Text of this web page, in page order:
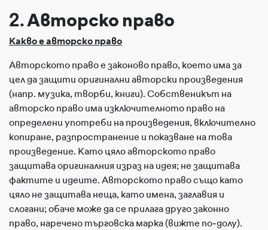
2. Авторско право
Какво е авторско право
Авторското право е законово право, което има за
цел да защити оригинални авторски произведения
(напр. музика, творби, книги). Собственикът на
авторско право има изключителното право на
определени употреби на произведения, включително
копиране, разпространение и показване на това
произведение. Като цяло авторското право
защитава оригиналния израз на идея; не защитава
фактите и идеите. Авторското право също като
цяло не защитава неща, като имена, заглавия и
слогани; обаче може да се прилага друго законно
право, наречено търговска марка (вижте по-долу).